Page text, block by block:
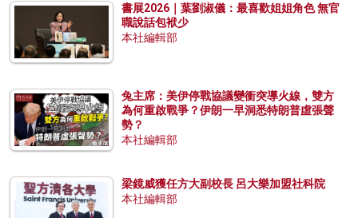
書展2026｜葉劉淑儀：最喜歡姐姐角色 無官
職說話包袱少
本社編輯部
兔主席：美伊停戰協議變衝突導火線，雙方
為何重啟戰爭？伊朗一早洞悉特朗普虛張聲
勢？
本社編輯部
梁鏡威獲任方大副校長 呂大樂加盟社科院
本社編輯部